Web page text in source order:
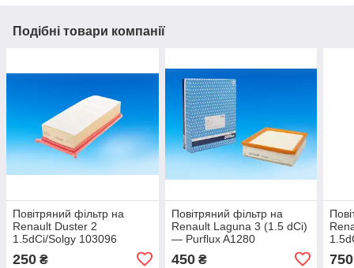
Подібні товари компанії
Повітряний фільтр на
Renault Duster 2
1.5dCi/Solgy 103096
250 ₴
Повітряний фільтр на
Renault Laguna 3 (1.5 dCi)
— Purflux A1280
450₴ 750